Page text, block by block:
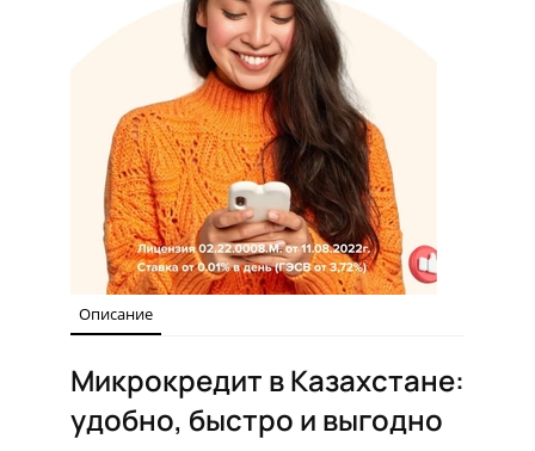
Описание
Микрокредит в Казахстане:
удобно, быстро и выгодно